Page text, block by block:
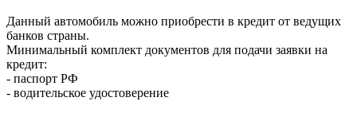
Данный автомобиль можно приобрести в кредит от ведущих
банков страны.
Минимальный комплект документов для подачи заявки на
кредит:
- паспорт РФ
- водительское удостоверение